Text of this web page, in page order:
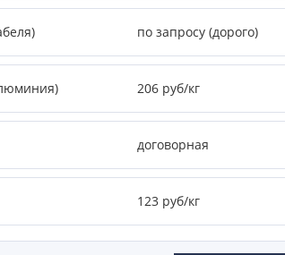
по запросу (дорого)
206 руб/кг
договорная
123 руб/кг